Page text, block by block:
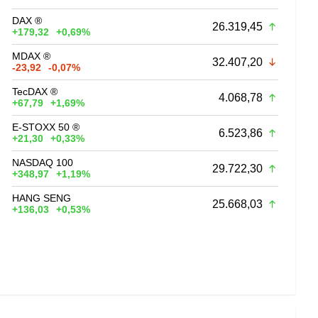
DAX ®
+179,32
+0,69% 26.319,45
MDAX ®
-23,92
-0,07% 32.407,20
TecDAX ®
+67,79
+1,69% 4.068,78
E-STOXX 50 ®
+21,30
+0,33% 6.523,86
NASDAQ 100
+348,97
+1,19% 29.722,30
HANG SENG
+136,03
+0,53% 25.668,03